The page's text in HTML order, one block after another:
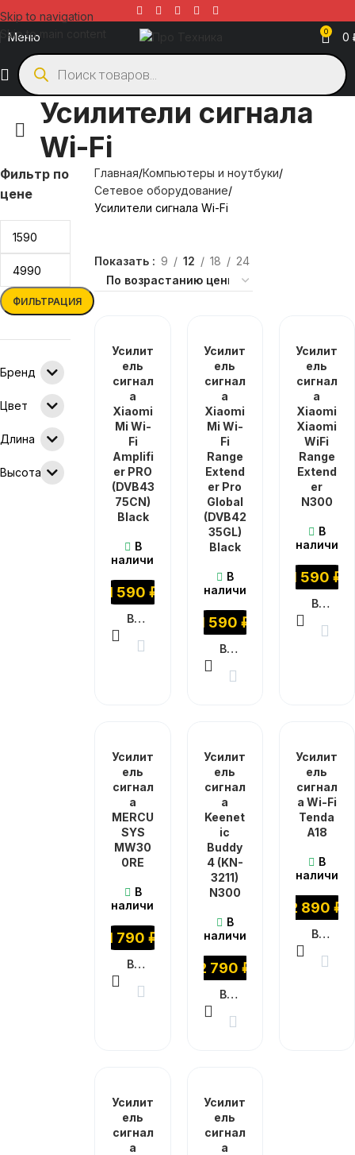
Skip to navigation
Skip to main content
Меню 0 0
Усилители сигнала
Wi-Fi
Фильтр по
цене
ФИЛЬТРАЦИЯ
Бренд
Цвет
Длина
Высота
Главная Компьютеры и ноутбуки
Сетевое оборудование
Усилители сигнала Wi-Fi
Показать 9 12 18 24
Усилит
ель
сигнал
а
Xiaomi
Mi Wi-
Fi
Amplifi
er PRO
(DVB43
75CN)
Black
В
наличии
1 590 ₽
В КОРЗИНУ
Усилит
ель
сигнал
а
Xiaomi
Mi Wi-
Fi
Range
Extend
er Pro
Global
(DVB42
35GL)
Black
В
наличии
1 590 ₽
В КОРЗИНУ
Усилит
ель
сигнал
а
Xiaomi
Xiaomi
WiFi
Range
Extend
er
N300
В
наличии
1 590 ₽
В КОРЗИНУ
Усилит
ель
сигнал
а
MERCU
SYS
MW30
0RE
В
наличии
1 790₽
В КОРЗИНУ
Усилит
ель
сигнал
а
Keenet
ic
Buddy
4 (KN-
3211)
N300
В
наличии
2 790 ₽
В КОРЗИНУ
Усилит
ель
сигнал
а Wi-Fi
Tenda
A18
В
наличии
2 890₽
В КОРЗИНУ
Усилит
ель
сигнал
а
Усилит
ель
сигнал
а